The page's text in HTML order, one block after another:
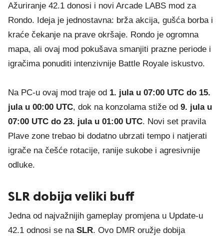
Ažuriranje 42.1 donosi i novi Arcade LABS mod za
Rondo. Ideja je jednostavna: brža akcija, gušća borba i
kraće čekanje na prave okršaje. Rondo je ogromna
mapa, ali ovaj mod pokušava smanjiti prazne periode i
igračima ponuditi intenzivnije Battle Royale iskustvo.
Na PC-u ovaj mod traje od 1. jula u 07:00 UTC do 15.
jula u 00:00 UTC, dok na konzolama stiže od 9. jula u
07:00 UTC do 23. jula u 01:00 UTC. Novi set pravila
Plave zone trebao bi dodatno ubrzati tempo i natjerati
igrače na češće rotacije, ranije sukobe i agresivnije
odluke.
SLR dobija veliki buff
Jedna od najvažnijih gameplay promjena u Update-u
42.1 odnosi se na SLR. Ovo DMR oružje dobija